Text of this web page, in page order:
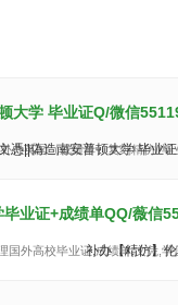
大学 毕业证Q/微信
英国（成绩单）复刻精仿//
憑||偽造南安普顿大学 毕业
业证+成绩单QQ/薇信
外高校毕业证,成绩单,文凭,
补办【精仿】